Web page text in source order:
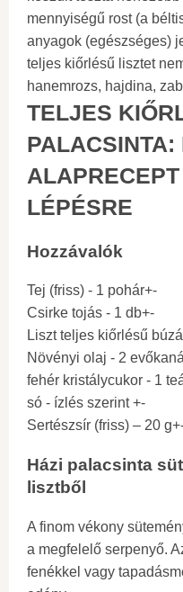
mennyiségű rost (a
anyagok (egészséges)
teljes kiőrlésű lisztet
hanemrozs, hajdina,
TELJES
PALACSINTA:
LÉPÉSRE
Hozzávalók
Tej (friss) - 1 pohár+-
Csirke tojás - 1 db+-
Liszt teljes kiőrlésű
Növényi olaj - 2
fehér kristálycukor - 1
só - ízlés szerint +-
Sertészsír (friss) – 20
Házi palacsinta
lisztből
A finom vékony
a megfelelő serpenyő.
fenékkel vagy